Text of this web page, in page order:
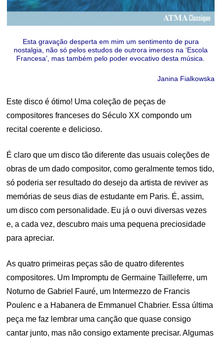
Esta gravação desperta em mim um sentimento de pura
nostalgia, não só pelos estudos de outrora imersos na ‘Escola
Francesa’, mas também pelo poder evocativo desta música.
Janina Fialkowska
Este disco é ótimo! Uma coleção de peças de
compositores franceses do Século XX compondo um
recital coerente e delicioso.
É claro que um disco tão diferente das usuais coleções de
obras de um dado compositor, como geralmente temos tido,
só poderia ser resultado do desejo da artista de reviver as
memórias de seus dias de estudante em Paris. É, assim,
um disco com personalidade. Eu já o ouvi diversas vezes
e, a cada vez, descubro mais uma pequena preciosidade
para apreciar.
As quatro primeiras peças são de quatro diferentes
compositores. Um Impromptu de Germaine Tailleferre, um
Noturno de Gabriel Fauré, um Intermezzo de Francis
Poulenc e a Habanera de Emmanuel Chabrier. Essa última
peça me faz lembrar uma canção que quase consigo
cantar junto, mas não consigo extamente precisar. Algumas